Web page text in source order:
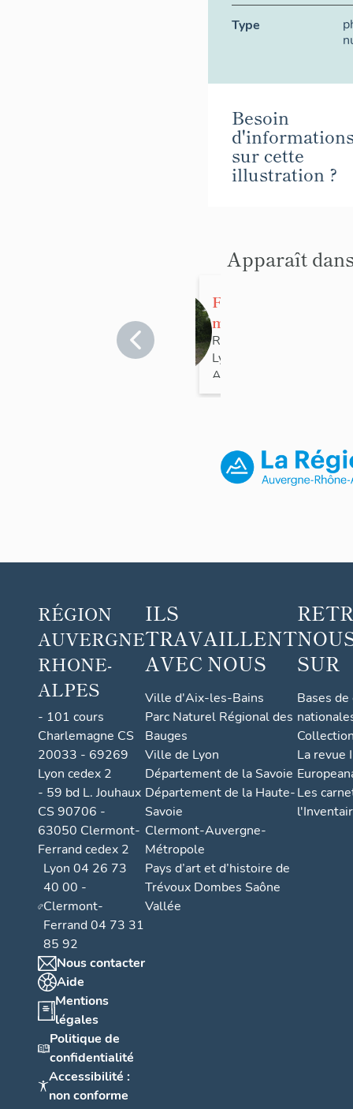
Type
Besoin
sur cette
illustration ?
Apparaît
Fontaine :
monument à
Camille Roy
Rhône
Lyon 1er
Arrondissement
RÉGION
AUVERGNE
RHONE-
ALPES
- 101 cours
Charlemagne CS
20033 - 69269
Lyon cedex 2
- 59 bd L. Jouhaux
CS 90706 -
63050 Clermont-
Ferrand cedex 2
Lyon 04 26 73
40 00 -
Clermont-
Ferrand 04 73 31
85 92
Nous contacter
Aide
Mentions
légales
Politique de
confidentialité
Accessibilité :
non conforme
ILS
TRAVAILLENT
AVEC NOUS
Ville d'Aix-les-Bains
Parc Naturel Régional des
Bauges
Ville de Lyon
Département de la Savoie
Département de la Haute-
Savoie
Clermont-Auvergne-
Métropole
Pays d’art et d’histoire de
Trévoux Dombes Saône
Vallée
SUR
Bases
La revue
Les